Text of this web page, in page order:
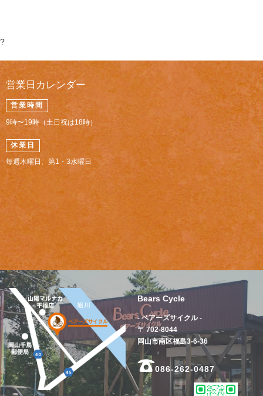
?
営業日カレンダー
営業時間
9時〜19時（土日祝は18時）
休業日
毎週木曜日、第1・3水曜日
Bears Cycle
- ベアーズサイクル -
〒 702-8044
岡山市南区福島3-6-36
086-262-0487